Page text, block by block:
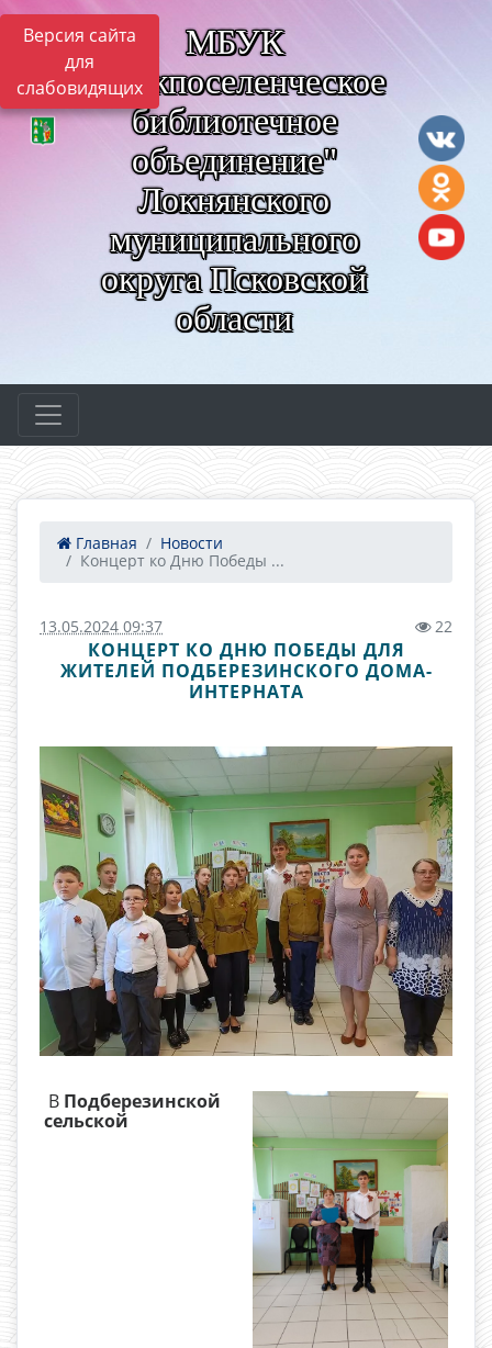
Версия сайта
для
слабовидящих
МБУК
"Межпоселенческое
библиотечное
объединение"
Локнянского
муниципального
округа Псковской
области
Главная
Новости
Концерт ко Дню Победы ...
13.05.2024 09:37 22
КОНЦЕРТ КО ДНЮ ПОБЕДЫ ДЛЯ
ЖИТЕЛЕЙ ПОДБЕРЕЗИНСКОГО ДОМА-
ИНТЕРНАТА
В Подберезинской
сельской